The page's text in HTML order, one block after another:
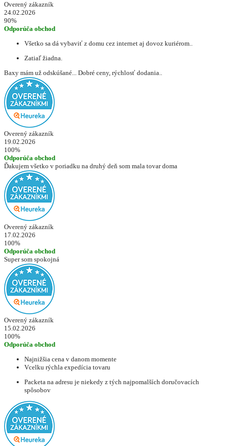
Overený zákazník
24.02.2026
90%
Odporúča obchod
Všetko sa dá vybaviť z domu cez internet aj dovoz kuriérom..
Zatiaľ žiadna.
Baxy mám už odskúšané... Dobré ceny, rýchlosť dodania..
Overený zákazník
19.02.2026
100%
Odporúča obchod
Ďakujem všetko v poriadku na druhý deň som mala tovar doma
Overený zákazník
17.02.2026
100%
Odporúča obchod
Super som spokojná
Overený zákazník
15.02.2026
100%
Odporúča obchod
Najnižšia cena v danom momente
Vcelku rýchla expedícia tovaru
Packeta na adresu je niekedy z tých najpomalších doručovacích
spôsobov